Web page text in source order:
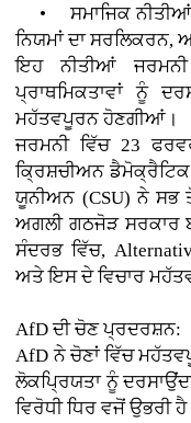
• ਸਮਾਜਿਕ ਨੀਤੀਆਂ:
ਨਿਯਮਾਂ ਦਾ ਸਰਲਿਕਰਨ,
ਇਹ ਨੀਤੀਆਂ
ਪ੍ਰਾਥਮਿਕਤਾਵਾਂ ਨੂੰ
ਮਹੱਤਵਪੂਰਨ ਹੋਣਗੀਆਂ।
ਜਰਮਨੀ ਵਿੱਚ 23
ਕ੍ਰਿਸ਼ਚੀਅਨ
ਯੂਨੀਅਨ (CSU) ਨੇ ਸਭ
ਅਗਲੀ ਗਠਜੋੜ ਸਰਕਾਰ
ਸੰਦਰਭ ਵਿੱਚ,
ਅਤੇ ਇਸ ਦੇ ਵਿਚਾਰ
AfD ਦੀ ਚੋਣ ਪ੍ਰਦਰਸ਼ਨ:
AfD ਨੇ ਚੋਣਾਂ ਵਿੱਚ
ਲੋਕਪ੍ਰਿਯਤਾ ਨੂੰ
ਵਿਰੋਧੀ ਧਿਰ ਵਜੋਂ ਉਭਰੀ